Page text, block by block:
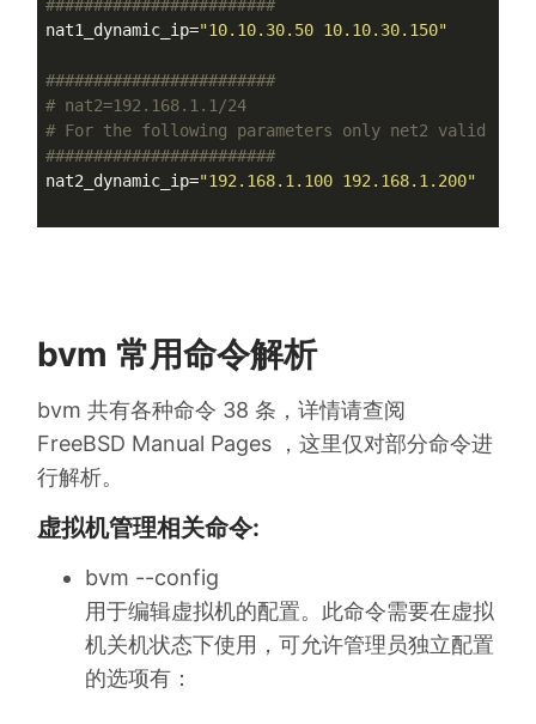
########################
nat1_dynamic_ip="10.10.30.50 10.10.30.150"
########################
# nat2=192.168.1.1/24
# For the following parameters only net2 valid
########################
nat2_dynamic_ip="192.168.1.100 192.168.1.200"
bvm 常用命令解析
bvm 共有各种命令 38 条，详情请查阅
FreeBSD Manual Pages ，这里仅对部分命令进
行解析。
虚拟机管理相关命令:
bvm --config
用于编辑虚拟机的配置。此命令需要在虚拟
机关机状态下使用，可允许管理员独立配置
的选项有：